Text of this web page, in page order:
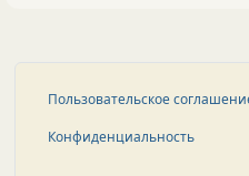
Пользовательское
Конфиденциальность